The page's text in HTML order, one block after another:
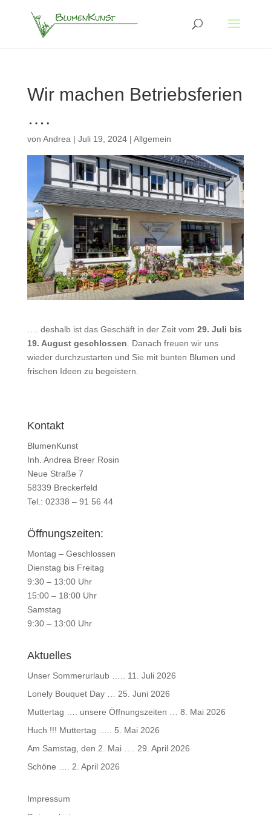
Wir machen Betriebsferien
….
von Andrea | Juli 19, 2024| Allgemein
…. deshalb ist das Geschäft in der Zeit vom 29. Juli bis
19. August geschlossen . Danach freuen wir uns
wieder durchzustarten und Sie mit bunten Blumen und
frischen Ideen zu begeistern.
Kontakt
BlumenKunst
Inh. Andrea Breer Rosin
Neue Straße 7
58339 Breckerfeld
Tel.: 02338 – 91 56 44
Öffnungszeiten:
Montag – Geschlossen
Dienstag bis Freitag
9:30 – 13:00 Uhr
15:00 – 18:00 Uhr
Samstag
9:30 – 13:00 Uhr
Aktuelles
Unser Sommerurlaub …..
11. Juli 2026
Lonely Bouquet Day …
25. Juni 2026
Muttertag …. unsere Öffnungszeiten …
8. Mai 2026
Huch !!! Muttertag …..
5. Mai 2026
Am Samstag, den 2. Mai ….
29. April 2026
Schöne ….
2. April 2026
Impressum